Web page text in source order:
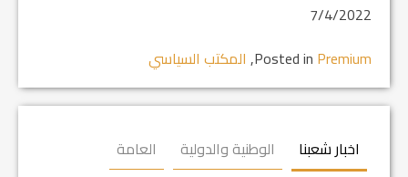
7/4/2022
Posted in Premium
, المكتب السياسي
اخبار شعبنا الوطنية والدولية العامة